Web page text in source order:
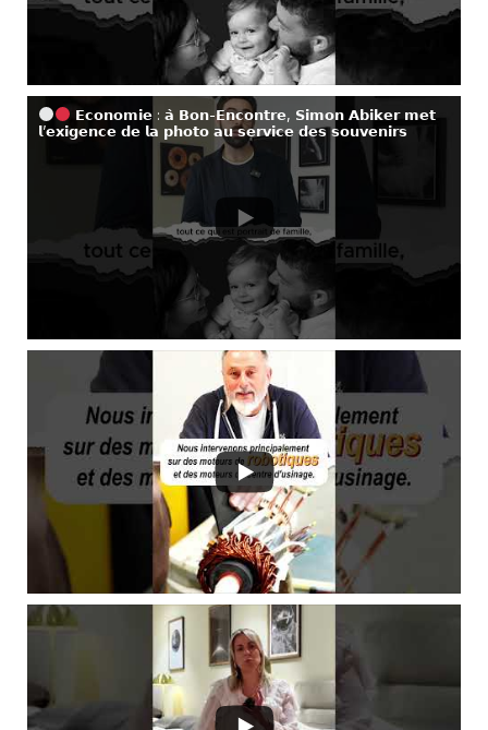
𝗘𝗰𝗼𝗻𝗼𝗺𝗶𝗲 : 𝗮̀ 𝗕𝗼𝗻-𝗘𝗻𝗰𝗼𝗻𝘁𝗿𝗲, 𝗦𝗶𝗺𝗼𝗻 𝗔𝗯𝗶𝗸𝗲𝗿 𝗺𝗲𝘁
𝗹’𝗲𝘅𝗶𝗴𝗲𝗻𝗰𝗲 𝗱𝗲 𝗹𝗮 𝗽𝗵𝗼𝘁𝗼 𝗮𝘂 𝘀𝗲𝗿𝘃𝗶𝗰𝗲 𝗱𝗲𝘀 𝘀𝗼𝘂𝘃𝗲𝗻𝗶𝗿𝘀